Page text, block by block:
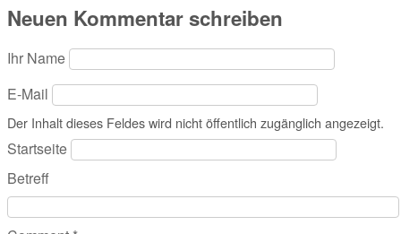
Neuen Kommentar schreiben
Ihr Name
E-Mail
Der Inhalt dieses Feldes wird nicht öffentlich zugänglich angezeigt.
Startseite
Betreff